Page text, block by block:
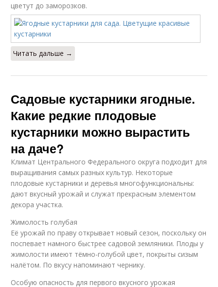
цветут до заморозков.
Читать дальше →
Садовые кустарники ягодные.
Какие редкие плодовые
кустарники можно вырастить
на даче?
Климат Центрального Федерального округа подходит для
выращивания самых разных культур. Некоторые
плодовые кустарники и деревья многофункциональны:
дают вкусный урожай и служат прекрасным элементом
декора участка.
Жимолость голубая
Её урожай по праву открывает новый сезон, поскольку он
поспевает намного быстрее садовой земляники. Плоды у
жимолости имеют тёмно-голубой цвет, покрыты сизым
налётом. По вкусу напоминают чернику.
Особую опасность для первого вкусного урожая